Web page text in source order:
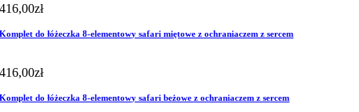
416,00zł
Komplet do łóżeczka 8-elementowy safari miętowe z ochraniaczem z sercem
416,00zł
Komplet do łóżeczka 8-elementowy safari beżowe z ochraniaczem z sercem